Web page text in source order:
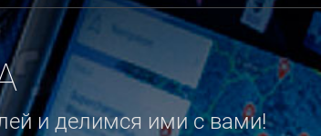
и делимся ими с вами!